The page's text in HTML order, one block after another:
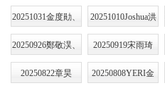
20251031金度勛、
金永大
20251010Joshua洪
知秀
20250926鄭敬淏、
趙宇鎮
20250919宋雨琦
20250822章昊 20250808YERI金